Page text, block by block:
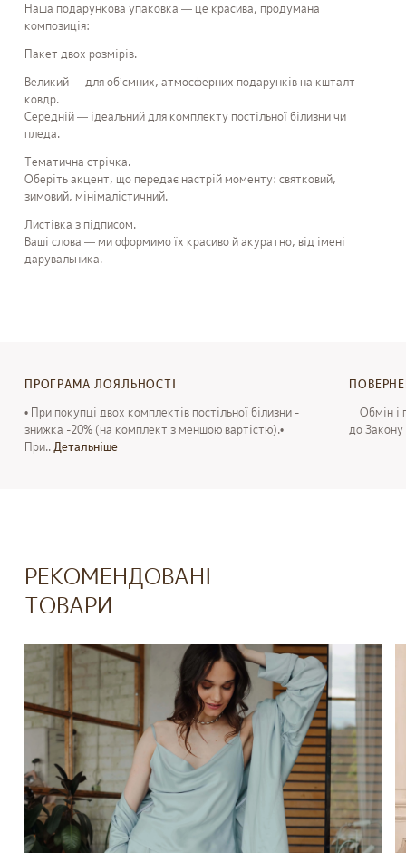
Наша подарункова упаковка — це красива, продумана
композиція:
Пакет двох розмірів.
Великий — для об’ємних, атмосферних подарунків на кшталт
ковдр.
Середній — ідеальний для комплекту постільної білизни чи
пледа.
Тематична стрічка.
Оберіть акцент, що передає настрій моменту: святковий,
зимовий, мінімалістичний.
Листівка з підписом.
Ваші слова — ми оформимо їх красиво й акуратно, від імені
дарувальника.
ПРОГРАМА ЛОЯЛЬНОСТІ
• При покупці двох комплектів постільної білизни -
знижка -20% (на комплект з меншою вартістю).•
При..Детальнiше
Обмін і
до Закону
РЕКОМЕНДОВАНІ
ТОВАРИ